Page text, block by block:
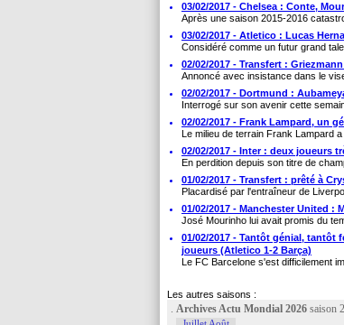
03/02/2017 - Chelsea : Conte,
Après une saison 2015-2016
03/02/2017 - Atletico : Lucas
Considéré comme un futur grand
02/02/2017 - Transfert :
Annoncé avec insistance dans le
02/02/2017 - Dortmund :
Interrogé sur son avenir cette
02/02/2017 - Frank Lampard, un
Le milieu de terrain Frank Lampard
02/02/2017 - Inter : deux joueurs
En perdition depuis son titre de
01/02/2017 - Transfert : prêté à
Placardisé par l'entraîneur de
01/02/2017 - Manchester United :
José Mourinho lui avait promis du
01/02/2017 - Tantôt génial, tantôt
joueurs (Atletico 1-2 Barça)
Le FC Barcelone s'est difficilement
Les autres saisons :
. Archives Actu Mondial 2026 saison